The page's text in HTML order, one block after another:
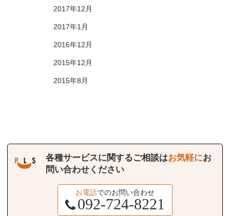
2017年12月
2017年1月
2016年12月
2015年12月
2015年8月
各種サービスに関するご相談はお気軽にお
問い合わせください
お電話でのお問い合わせ
092-724-8221